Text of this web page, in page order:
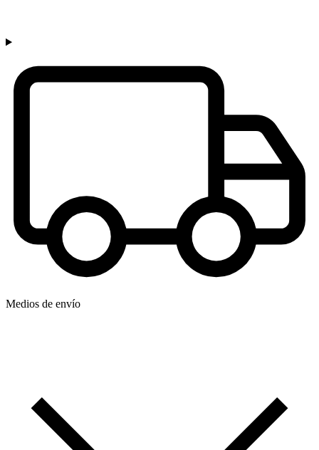
Medios de envío